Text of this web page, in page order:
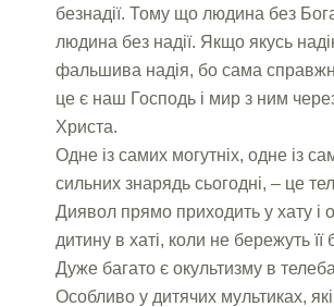
безнадії. Тому що людина без
людина без надії. Якщо якусь
фальшива надія, бо сама
це є наш Господь і мир з ним
Христа.
Одне із самих могутніх, одне із
сильних знарядь сьогодні, – це
Диявол прямо приходить у хату і
дитину в хаті, коли не бережуть її
Дуже багато є окультизму в
Особливо у дитячих мультиках, які